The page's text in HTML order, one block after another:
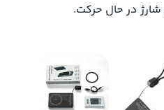
در حال حرکت.